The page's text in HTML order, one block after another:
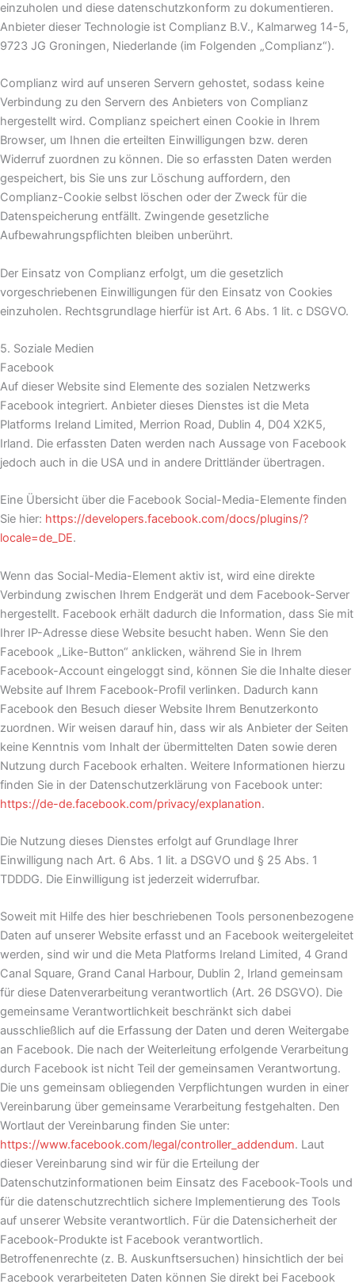
einzuholen und diese datenschutzkonform zu dokumentieren.
Anbieter dieser Technologie ist Complianz B.V., Kalmarweg 14-5,
9723 JG Groningen, Niederlande (im Folgenden „Complianz“).
Complianz wird auf unseren Servern gehostet, sodass keine
Verbindung zu den Servern des Anbieters von Complianz
hergestellt wird. Complianz speichert einen Cookie in Ihrem
Browser, um Ihnen die erteilten Einwilligungen bzw. deren
Widerruf zuordnen zu können. Die so erfassten Daten werden
gespeichert, bis Sie uns zur Löschung auffordern, den
Complianz-Cookie selbst löschen oder der Zweck für die
Datenspeicherung entfällt. Zwingende gesetzliche
Aufbewahrungspflichten bleiben unberührt.
Der Einsatz von Complianz erfolgt, um die gesetzlich
vorgeschriebenen Einwilligungen für den Einsatz von Cookies
einzuholen. Rechtsgrundlage hierfür ist Art. 6 Abs. 1 lit. c DSGVO.
5. Soziale Medien
Facebook
Auf dieser Website sind Elemente des sozialen Netzwerks
Facebook integriert. Anbieter dieses Dienstes ist die Meta
Platforms Ireland Limited, Merrion Road, Dublin 4, D04 X2K5,
Irland. Die erfassten Daten werden nach Aussage von Facebook
jedoch auch in die USA und in andere Drittländer übertragen.
Eine Übersicht über die Facebook Social-Media-Elemente finden
Sie hier: https://developers.facebook.com/docs/plugins/?
locale=de_DE.
Wenn das Social-Media-Element aktiv ist, wird eine direkte
Verbindung zwischen Ihrem Endgerät und dem Facebook-Server
hergestellt. Facebook erhält dadurch die Information, dass Sie mit
Ihrer IP-Adresse diese Website besucht haben. Wenn Sie den
Facebook „Like-Button“ anklicken, während Sie in Ihrem
Facebook-Account eingeloggt sind, können Sie die Inhalte dieser
Website auf Ihrem Facebook-Profil verlinken. Dadurch kann
Facebook den Besuch dieser Website Ihrem Benutzerkonto
zuordnen. Wir weisen darauf hin, dass wir als Anbieter der Seiten
keine Kenntnis vom Inhalt der übermittelten Daten sowie deren
Nutzung durch Facebook erhalten. Weitere Informationen hierzu
finden Sie in der Datenschutzerklärung von Facebook unter:
https://de-de.facebook.com/privacy/explanation.
Die Nutzung dieses Dienstes erfolgt auf Grundlage Ihrer
Einwilligung nach Art. 6 Abs. 1 lit. a DSGVO und § 25 Abs. 1
TDDDG. Die Einwilligung ist jederzeit widerrufbar.
Soweit mit Hilfe des hier beschriebenen Tools personenbezogene
Daten auf unserer Website erfasst und an Facebook weitergeleitet
werden, sind wir und die Meta Platforms Ireland Limited, 4 Grand
Canal Square, Grand Canal Harbour, Dublin 2, Irland gemeinsam
für diese Datenverarbeitung verantwortlich (Art. 26 DSGVO). Die
gemeinsame Verantwortlichkeit beschränkt sich dabei
ausschließlich auf die Erfassung der Daten und deren Weitergabe
an Facebook. Die nach der Weiterleitung erfolgende Verarbeitung
durch Facebook ist nicht Teil der gemeinsamen Verantwortung.
Die uns gemeinsam obliegenden Verpflichtungen wurden in einer
Vereinbarung über gemeinsame Verarbeitung festgehalten. Den
Wortlaut der Vereinbarung finden Sie unter:
https://www.facebook.com/legal/controller_addendum. Laut
dieser Vereinbarung sind wir für die Erteilung der
Datenschutzinformationen beim Einsatz des Facebook-Tools und
für die datenschutzrechtlich sichere Implementierung des Tools
auf unserer Website verantwortlich. Für die Datensicherheit der
Facebook-Produkte ist Facebook verantwortlich.
Betroffenenrechte (z. B. Auskunftsersuchen) hinsichtlich der bei
Facebook verarbeiteten Daten können Sie direkt bei Facebook